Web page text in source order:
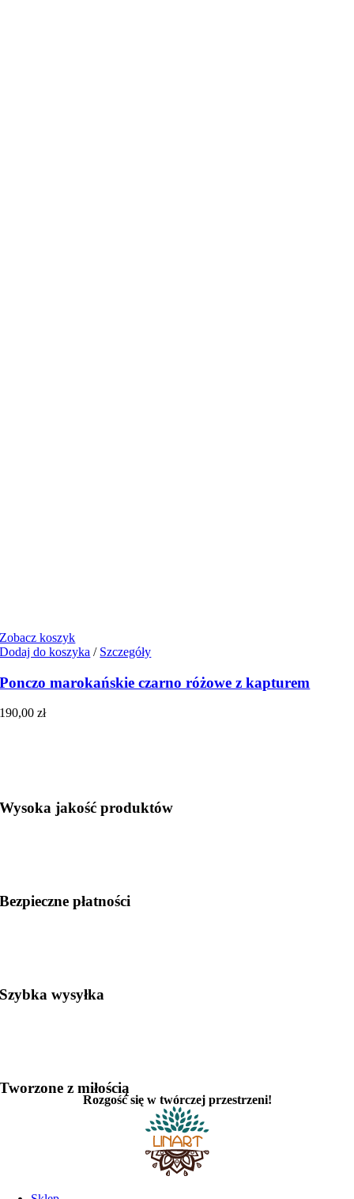
Zobacz koszyk
Dodaj do koszyka / Szczegóły
Ponczo marokańskie czarno różowe z kapturem
190,00zł
Wysoka jakość produktów
Bezpieczne płatności
Szybka wysyłka
Tworzone z miłością
Rozgość się w twórczej przestrzeni!